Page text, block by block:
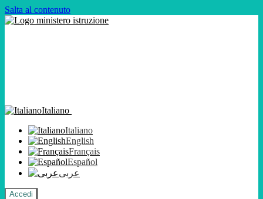
Salta al contenuto
Italiano
Italiano
English
Français
Español
عربى
Accedi